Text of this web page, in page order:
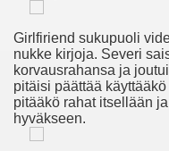
Girlfiriend sukupuoli
nukke kirjoja. Severi
korvausrahansa ja
pitäisi päättää
pitääkö rahat itsellään
hyväkseen.
Sex Paksu Pillu
Xanten
Ved Pornjapan.pro